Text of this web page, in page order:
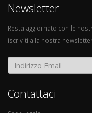
Newsletter
Resta aggiornato con le
iscriviti alla nostra
Contattaci